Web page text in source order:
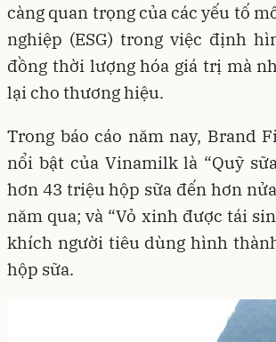
càng quan trọng của các yếu tố
nghiệp (ESG) trong việc định
đồng thời lượng hóa giá trị mà
lại cho thương hiệu.
Trong báo cáo năm nay, Brand
nổi bật của Vinamilk là “Quỹ
hơn 43 triệu hộp sữa đến hơn
năm qua; và “Vỏ xinh được tái
khích người tiêu dùng hình
hộp sữa.